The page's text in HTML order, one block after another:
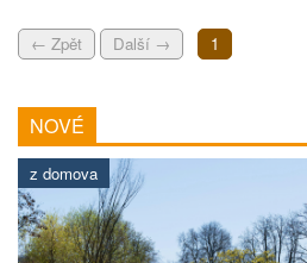
← Zpět Další → 1
NOVÉ
z domova